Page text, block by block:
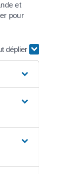
et
pour
déplier